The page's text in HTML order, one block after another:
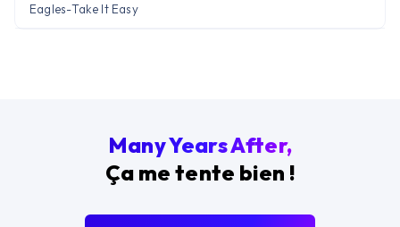
Eagles-Take It Easy
Many Years After,
Ça me tente bien !